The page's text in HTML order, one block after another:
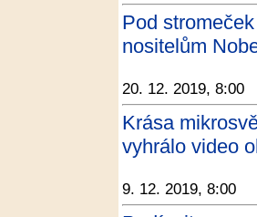
Pod
nositelům
20. 12. 2019, 8:00
Krása
vyhrálo video
9. 12. 2019, 8:00